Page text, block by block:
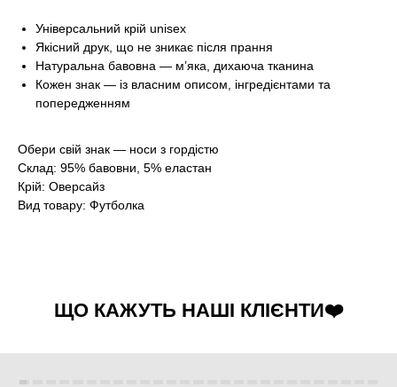
Універсальний крій unisex
Якісний друк, що не зникає після прання
Натуральна бавовна — м’яка, дихаюча тканина
Кожен знак — із власним описом, інгредієнтами та
попередженням
Обери свій знак — носи з гордістю
Склад: 95% бавовни, 5% еластан
Крій: Оверсайз
Вид товару: Футболка
ЩО КАЖУТЬ НАШІ КЛІЄНТИ❤️